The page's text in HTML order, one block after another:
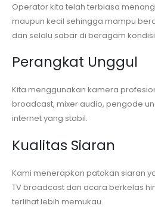
Operator kita telah terbiasa
maupun kecil sehingga mampu
dan selalu sabar di beragam
Perangkat Unggul
Kita menggunakan kamera
broadcast, mixer audio, pengode
internet yang stabil.
Kualitas Siaran
Kami menerapkan patokan siaran
TV broadcast dan acara berkelas
terlihat lebih memukau.